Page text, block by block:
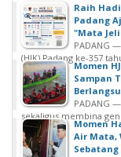
Raih
Padang
"Mata Jeli
PADANG
(HJK) Padang ke-357
Momen
Sampan
PADANG
sekaligus membina
Momen
Air Mata,
Sebatang